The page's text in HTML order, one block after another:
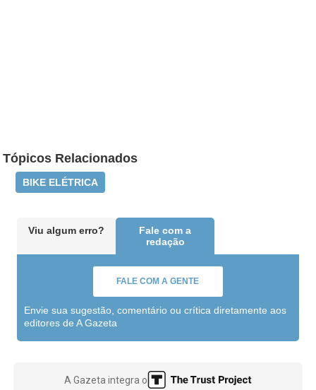
Tópicos Relacionados
BIKE ELÉTRICA
Viu algum erro?
Fale com a
redação
FALE COM A GENTE
Envie sua sugestão, comentário ou crítica diretamente aos
editores de A Gazeta
A Gazeta integra o